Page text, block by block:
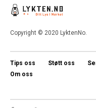
Copyright © 2020 LyktenNo.
Tips oss Støtt oss
Om oss